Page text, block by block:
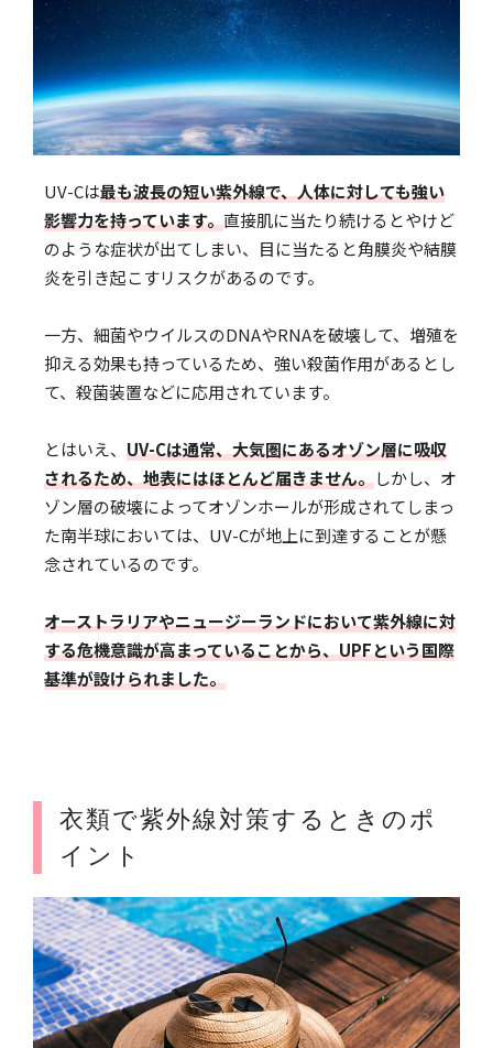
UV-Cは最も波長の短い紫外線で、人体に対しても強い
影響力を持っています。直接肌に当たり続けるとやけど
のような症状が出てしまい、目に当たると角膜炎や結膜
炎を引き起こすリスクがあるのです。
一方、細菌やウイルスのDNAやRNAを破壊して、増殖を
抑える効果も持っているため、強い殺菌作用があるとし
て、殺菌装置などに応用されています。
とはいえ、 UV-Cは通常、大気圏にあるオゾン層に吸収
されるため、地表にはほとんど届きません。しかし、オ
ゾン層の破壊によってオゾンホールが形成されてしまっ
た南半球においては、UV-Cが地上に到達することが懸
念されているのです。
オーストラリアやニュージーランドにおいて紫外線に対
する危機意識が高まっていることから、UPFという国際
基準が設けられました。
衣類で紫外線対策するときのポ
イント